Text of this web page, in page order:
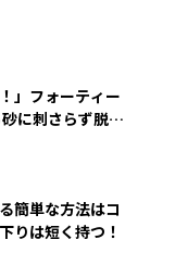
」フォーティー
に刺さらず脱出
簡単な方法はコ
りは短く持つ！